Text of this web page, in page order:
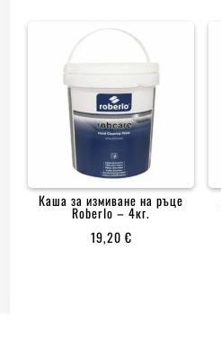
Каша за измиване на ръце
Roberlo – 4кг.
19,20€